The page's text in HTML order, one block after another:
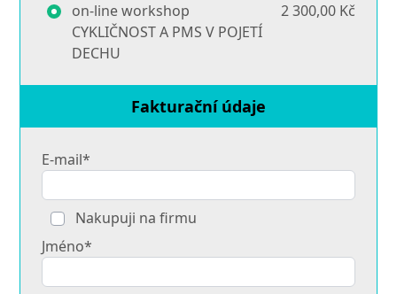
on-line workshop
CYKLIČNOST A PMS V POJETÍ
DECHU
2 300,00 Kč
Fakturační údaje
E-mail*
Nakupuji na firmu
Jméno*